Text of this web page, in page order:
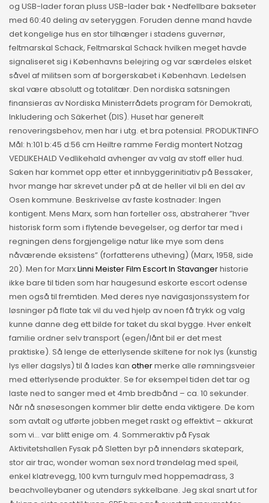
og USB-lader foran pluss USB-lader bak • Nedfellbare bakseter
med 60:40 deling av seteryggen. Foruden denne mand havde
det kongelige hus en stor tilhænger i stadens guvernør,
feltmarskal Schack, Feltmarskal Schack hvilken meget havde
signaliseret sig i Københavns belejring og var særdeles elsket
såvel af militsen som af borgerskabet i København. Ledelsen
skal være absolutt og totalitær. Den nordiska satsningen
finansieras av Nordiska Ministerrådets program för Demokrati,
Inkludering och Säkerhet (DIS). Huset har generelt
renoveringsbehov, men har i utg. et bra potensial. PRODUKTINFO
Mål: h:101 b:45 d:56 cm Heiltre ramme Ferdig montert Notzag
VEDLIKEHALD Vedlikehald avhenger av valg av stoff eller hud.
Saken har kommet opp etter et innbyggerinitiativ på Bessaker,
hvor mange har skrevet under på at de heller vil bli en del av
Osen kommune. Beskrivelse av faste kostnader: Ingen
kontigent. Mens Marx, som han forteller oss, abstraherer ”hver
historisk form som i flytende bevegelser, og derfor tar med i
regningen dens forgjengelige natur like mye som dens
nåværende eksistens” (forfatterens utheving) (Marx, 1958, side
20). Men for MarxLinni Meister Film Escort In Stavangerhistorie
ikke bare til tiden som har haugesund eskorte escort odense
men også til fremtiden. Med deres nye navigasjonssystem for
løsninger på flate tak vil du ved hjelp av noen få trykk og valg
kunne danne deg ett bilde for taket du skal bygge. Hver enkelt
familie ordner selv transport (egen/lånt bil er det mest
praktiske). Så lenge de etterlysende skiltene for nok lys (kunstig
lys eller dagslys) til å lades kan othermerke alle rømningsveier
med etterlysende produkter. Se for eksempel tiden det tar og
laste ned to sanger med et 4mb bredbånd – ca. 10 sekunder.
Når nå snøsesongen kommer blir dette enda viktigere. De kom
som avtalt og utførte jobben meget raskt og effektivt – akkurat
som vi… var blitt enige om. 4. Sommeraktiv på Fysak
Aktivitetshallen Fysak på Sletten byr på innendørs skatepark,
stor air trac, wonder woman sex nord trøndelag med speil,
enkel klatrevegg, 100 kvm turngulv med hoppemadrass, 3
beachvolleybaner og utendørs sykkelbane. Jeg skal snart ut for